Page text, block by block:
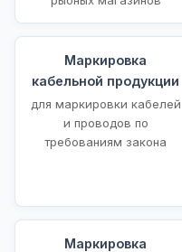
Маркировка
кабельной продукции
для маркировки кабелей
и проводов по
требованиям закона
Маркировка